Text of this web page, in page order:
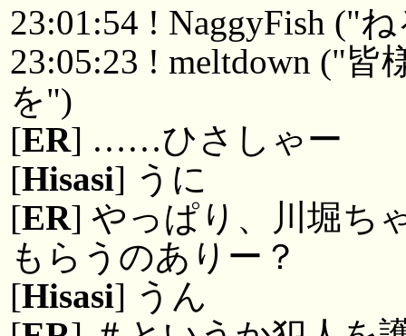
23:01:54 ! NaggyFish ("
23:05:23 ! meltdown ("
を")
[ER] ……ひさしゃー
[Hisasi] うに
[ER] やっぱり、川堀ち
もらうのありー？
[Hisasi] うん